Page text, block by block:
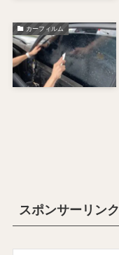
カーフィルム
スポンサーリンク